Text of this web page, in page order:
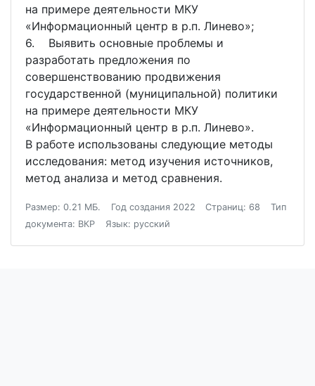
на примере деятельности МКУ
«Информационный центр в р.п. Линево»;
6. Выявить основные проблемы и
разработать предложения по
совершенствованию продвижения
государственной (муниципальной) политики
на примере деятельности МКУ
«Информационный центр в р.п. Линево».
В работе использованы следующие методы
исследования: метод изучения источников,
метод анализа и метод сравнения.
Размер: 0.21 МБ. Год создания 2022 Страниц: 68
Тип
документа: ВКР
Язык: русский